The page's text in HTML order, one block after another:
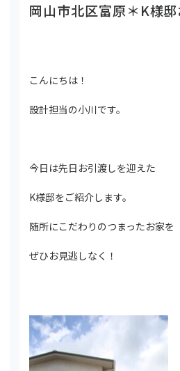
岡山市北区富原＊K様
こんにちは！
設計担当の小川です。
今日は先日お引渡しを迎えた
K様邸をご紹介します。
随所にこだわりのつまったお家を
ぜひお見逃しなく！